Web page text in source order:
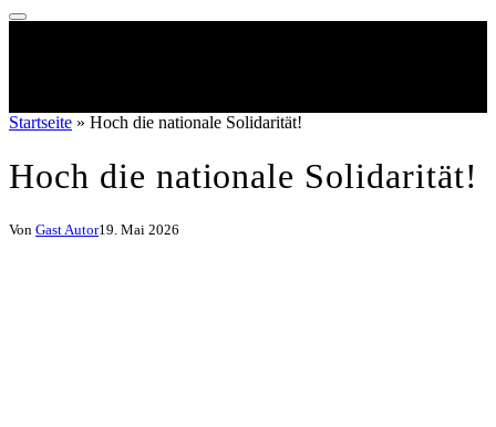
Startseite » Hoch die nationale Solidarität!
Hoch die nationale Solidarität!
Von Gast Autor19. Mai 2026